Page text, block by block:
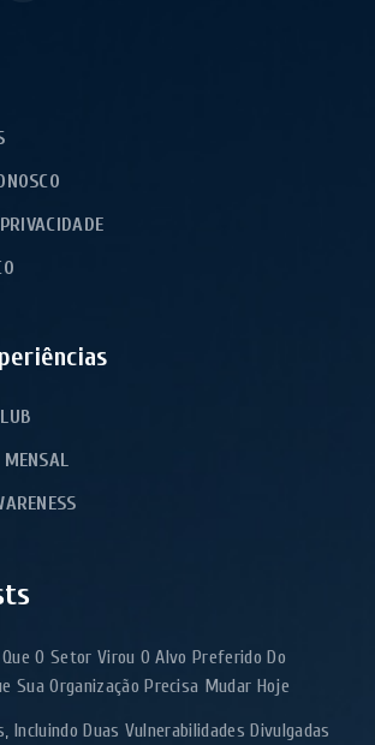
MENSAL
O Setor Virou O Alvo Preferido Do
Sua Organização Precisa Mudar Hoje
Incluindo Duas Vulnerabilidades Divulgadas